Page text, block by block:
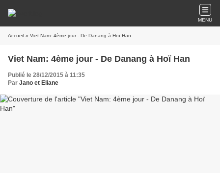
MENU
Accueil » Viet Nam: 4ème jour - De Danang à Hoï Han
Viet Nam: 4ème jour - De Danang à Hoï Han
Publié le 28/12/2015 à 11:35
Par Jano et Eliane